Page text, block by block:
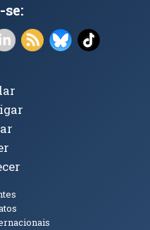
janela)
janela)em nova janela)
(abre em nova janela)
LinkedIn (abre em nova
RSS (abre em nova
Bluesky (abre
TikTok